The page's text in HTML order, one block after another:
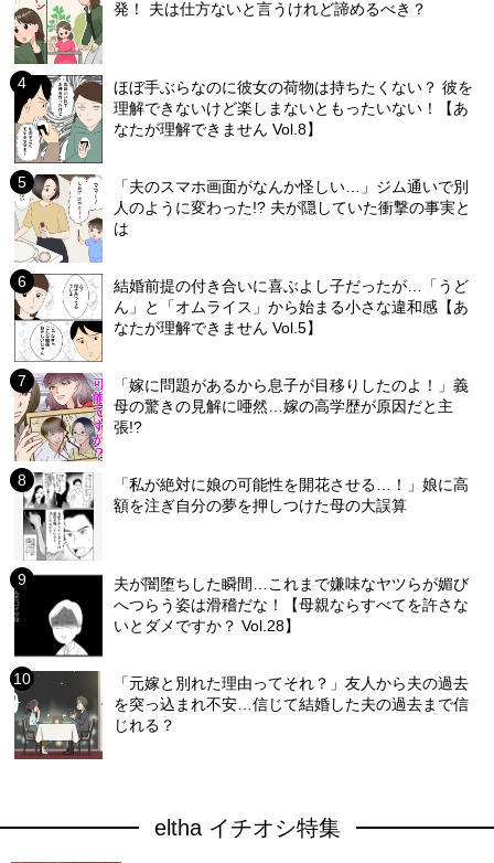
発！ 夫は仕方ないと言うけれど諦めるべき？
ほぼ手ぶらなのに彼女の荷物は持ちたくない？ 彼を
理解できないけど楽しまないともったいない！【あ
なたが理解できません Vol.8】
「夫のスマホ画面がなんか怪しい…」ジム通いで別
人のように変わった!? 夫が隠していた衝撃の事実と
は
結婚前提の付き合いに喜ぶよし子だったが…「うど
ん」と「オムライス」から始まる小さな違和感【あ
なたが理解できません Vol.5】
「嫁に問題があるから息子が目移りしたのよ！」義
母の驚きの見解に唖然…嫁の高学歴が原因だと主
張!?
「私が絶対に娘の可能性を開花させる…！」娘に高
額を注ぎ自分の夢を押しつけた母の大誤算
夫が闇堕ちした瞬間…これまで嫌味なヤツらが媚び
へつらう姿は滑稽だな！【母親ならすべてを許さな
いとダメですか？ Vol.28】
「元嫁と別れた理由ってそれ？」友人から夫の過去
を突っ込まれ不安…信じて結婚した夫の過去まで信
じれる？
eltha イチオシ特集